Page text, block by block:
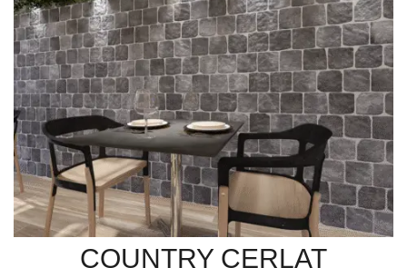
COUNTRY CERLAT